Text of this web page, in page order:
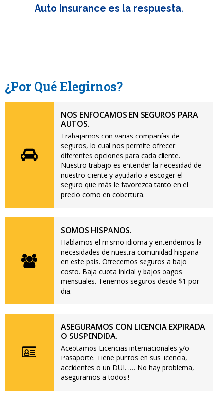
Auto Insurance es la respuesta.
¿Por Qué Elegirnos?
NOS ENFOCAMOS EN SEGUROS PARA
AUTOS.
Trabajamos con varias compañías de
seguros, lo cual nos permite ofrecer
diferentes opciones para cada cliente.
Nuestro trabajo es entender la necesidad de
nuestro cliente y ayudarlo a escoger el
seguro que más le favorezca tanto en el
precio como en cobertura.
SOMOS HISPANOS.
Hablamos el mismo idioma y entendemos la
necesidades de nuestra comunidad hispana
en este país. Ofrecemos seguros a bajo
costo. Baja cuota inicial y bajos pagos
mensuales. Tenemos seguros desde $1 por
dia.
ASEGURAMOS CON LICENCIA EXPIRADA
O SUSPENDIDA.
Aceptamos Licencias internacionales y/o
Pasaporte. Tiene puntos en sus licencia,
accidentes o un DUI…… No hay problema,
aseguramos a todos!!